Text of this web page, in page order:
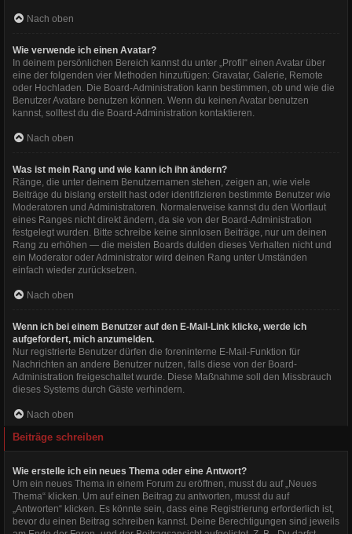
Nach oben
Wie verwende ich einen Avatar?
In deinem persönlichen Bereich kannst du unter „Profil“ einen Avatar über
eine der folgenden vier Methoden hinzufügen: Gravatar, Galerie, Remote
oder Hochladen. Die Board-Administration kann bestimmen, ob und wie die
Benutzer Avatare benutzen können. Wenn du keinen Avatar benutzen
kannst, solltest du die Board-Administration kontaktieren.
Nach oben
Was ist mein Rang und wie kann ich ihn ändern?
Ränge, die unter deinem Benutzernamen stehen, zeigen an, wie viele
Beiträge du bislang erstellt hast oder identifizieren bestimmte Benutzer wie
Moderatoren und Administratoren. Normalerweise kannst du den Wortlaut
eines Ranges nicht direkt ändern, da sie von der Board-Administration
festgelegt wurden. Bitte schreibe keine sinnlosen Beiträge, nur um deinen
Rang zu erhöhen — die meisten Boards dulden dieses Verhalten nicht und
ein Moderator oder Administrator wird deinen Rang unter Umständen
einfach wieder zurücksetzen.
Nach oben
Wenn ich bei einem Benutzer auf den E-Mail-Link klicke, werde ich
aufgefordert, mich anzumelden.
Nur registrierte Benutzer dürfen die foreninterne E-Mail-Funktion für
Nachrichten an andere Benutzer nutzen, falls diese von der Board-
Administration freigeschaltet wurde. Diese Maßnahme soll den Missbrauch
dieses Systems durch Gäste verhindern.
Nach oben
Beiträge schreiben
Wie erstelle ich ein neues Thema oder eine Antwort?
Um ein neues Thema in einem Forum zu eröffnen, musst du auf „Neues
Thema“ klicken. Um auf einen Beitrag zu antworten, musst du auf
„Antworten“ klicken. Es könnte sein, dass eine Registrierung erforderlich ist,
bevor du einen Beitrag schreiben kannst. Deine Berechtigungen sind jeweils